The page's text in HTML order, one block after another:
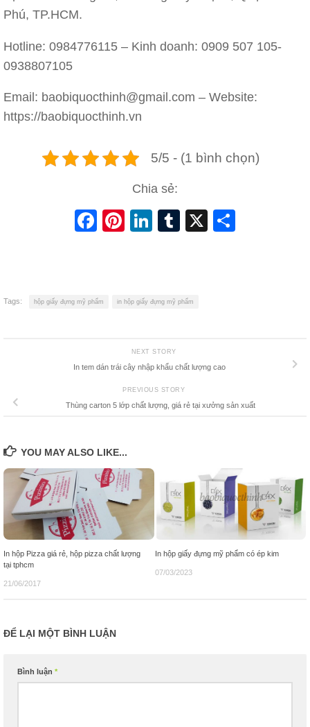
Phú, TP.HCM.
Hotline: 0984776115 – Kinh doanh: 0909 507 105-
0938807105
Email: baobiquocthinh@gmail.com – Website:
https://baobiquocthinh.vn
5/5 - (1 bình chọn)
Chia sẻ:
Facebook
Pinterest
LinkedIn
Tumblr
X
Tags: hộp giấy đựng mỹ phẩm in hộp giấy đựng mỹ phẩm
NEXT STORY
In tem dán trái cây nhập khẩu chất lượng cao
PREVIOUS STORY
Thùng carton 5 lớp chất lượng, giá rẻ tại xưởng sản xuất
YOU MAY ALSO LIKE...
In hộp Pizza giá rẻ, hộp pizza chất lượng
tại tphcm
21/06/2017
In hộp giấy đựng mỹ phẩm có ép kim
07/03/2023
ĐỂ LẠI MỘT BÌNH LUẬN
Bình luận *